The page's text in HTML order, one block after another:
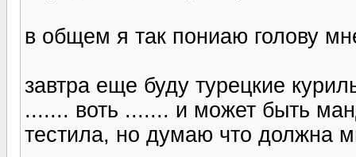
в общем я так пониаю голову
завтра еще буду турецкие
....... воть ....... и может быть
тестила, но думаю что должна